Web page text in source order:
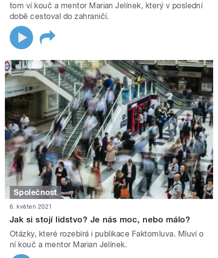
tom ví kouč a mentor Marian Jelínek, který v poslední
době cestoval do zahraničí.
Společnost
6. květen 2021
Jak si stojí lidstvo? Je nás moc, nebo málo?
Otázky, které rozebírá i publikace Faktomluva. Mluví o
ní kouč a mentor Marian Jelínek.